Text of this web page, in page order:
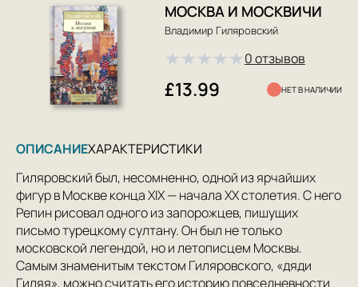
МОСКВА И МОСКВИЧИ
Владимир Гиляровский
★★★★★0 отзывов
£13.99 НЕТ В НАЛИЧИИ
ОПИСАНИЕХАРАКТЕРИСТИКИ
Гиляровский был, несомненно, одной из ярчайших
фигур в Москве конца XIX — начала XX столетия. С него
Репин рисовал одного из запорожцев, пишущих
письмо турецкому султану. Он был не только
московской легендой, но и летописцем Москвы.
Самым знаменитым текстом Гиляровского, «дяди
Гиляя», можно считать его историю повседневности